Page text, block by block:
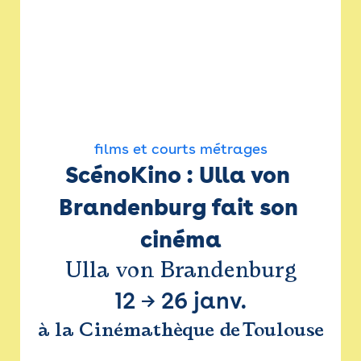
films et courts métrages
ScénoKino : Ulla von
Brandenburg fait son
cinéma
Ulla von Brandenburg
12 → 26 janv.
à la Cinémathèque de Toulouse